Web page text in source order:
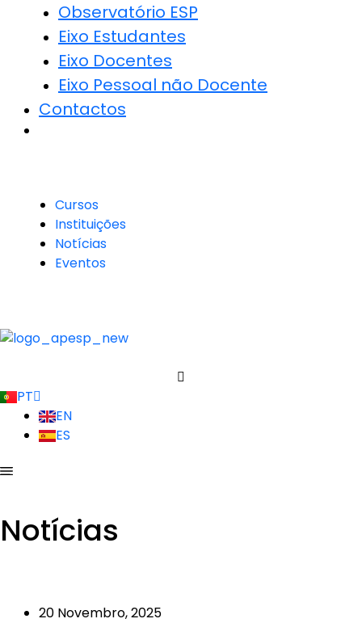
Observatório ESP
Eixo Estudantes
Eixo Docentes
Eixo Pessoal não Docente
Contactos
Cursos
Instituições
Notícias
Eventos
PT
EN
ES
Notícias
20 Novembro, 2025